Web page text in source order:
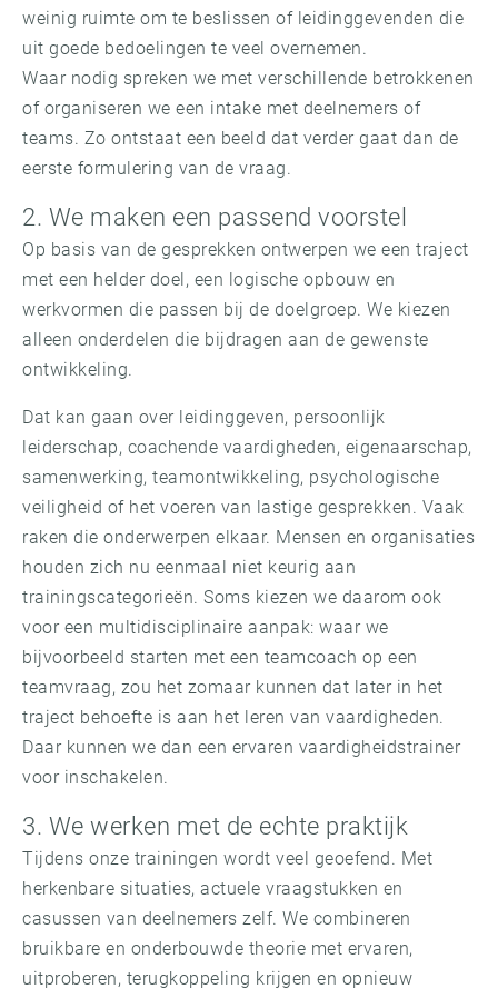
weinig ruimte om te beslissen of leidinggevenden die
uit goede bedoelingen te veel overnemen.
Waar nodig spreken we met verschillende betrokkenen
of organiseren we een intake met deelnemers of
teams. Zo ontstaat een beeld dat verder gaat dan de
eerste formulering van de vraag.
2. We maken een passend voorstel
Op basis van de gesprekken ontwerpen we een traject
met een helder doel, een logische opbouw en
werkvormen die passen bij de doelgroep. We kiezen
alleen onderdelen die bijdragen aan de gewenste
ontwikkeling.
Dat kan gaan over leidinggeven, persoonlijk
leiderschap, coachende vaardigheden, eigenaarschap,
samenwerking, teamontwikkeling, psychologische
veiligheid of het voeren van lastige gesprekken. Vaak
raken die onderwerpen elkaar. Mensen en organisaties
houden zich nu eenmaal niet keurig aan
trainingscategorieën. Soms kiezen we daarom ook
voor een multidisciplinaire aanpak: waar we
bijvoorbeeld starten met een teamcoach op een
teamvraag, zou het zomaar kunnen dat later in het
traject behoefte is aan het leren van vaardigheden.
Daar kunnen we dan een ervaren vaardigheidstrainer
voor inschakelen.
3. We werken met de echte praktijk
Tijdens onze trainingen wordt veel geoefend. Met
herkenbare situaties, actuele vraagstukken en
casussen van deelnemers zelf. We combineren
bruikbare en onderbouwde theorie met ervaren,
uitproberen, terugkoppeling krijgen en opnieuw